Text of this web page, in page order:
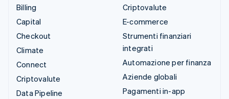
Billing
Capital
Checkout
Climate
Connect
Criptovalute
Data Pipeline
Criptovalute
E-commerce
Strumenti finanziari
integrati
Automazione per finanza
Aziende globali
Pagamenti in-app